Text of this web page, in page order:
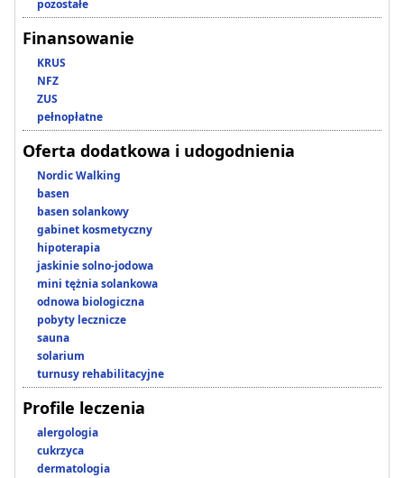
pozostałe
Finansowanie
KRUS
NFZ
ZUS
pełnopłatne
Oferta dodatkowa i udogodnienia
Nordic Walking
basen
basen solankowy
gabinet kosmetyczny
hipoterapia
jaskinie solno-jodowa
mini tężnia solankowa
odnowa biologiczna
pobyty lecznicze
sauna
solarium
turnusy rehabilitacyjne
Profile leczenia
alergologia
cukrzyca
dermatologia